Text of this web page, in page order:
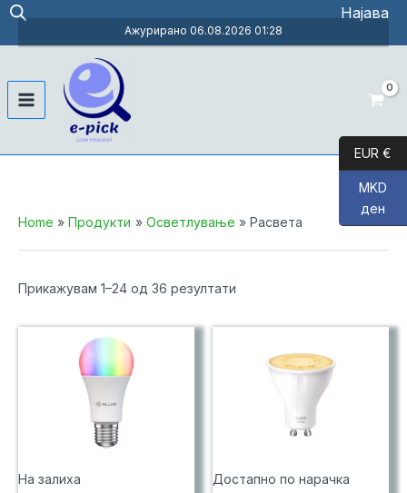
Skip
content
Најава
Ажурирано 06.08.2026 01:28
Main
Home Продукти Осветлување Расвета
Прикажувам 1–24 од 36 резултати
low
На залиха Достапно по нарачка
EUR €
MKD
ден